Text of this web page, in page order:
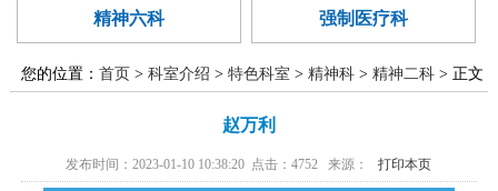
员会
国家药物临
精神六科 强制医疗科
您的位置： 首页 > 科室介绍 > 特色科室 > 精神科> 精神二科> 正文
赵万利
发布时间：2023-01-10 10:38:20 点击：4752 来源：打印本页